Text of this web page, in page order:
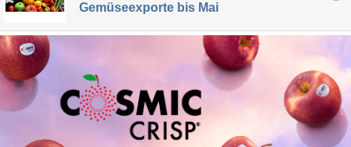
Gemüseexporte bis Mai